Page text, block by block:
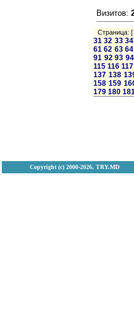
Визитов:
Страница:
31 32 33 34
61 62 63 64
91 92 93 94
115 116 117
137 138
158 159
179 180
Copyright (с) 2000-2026, TRY.MD